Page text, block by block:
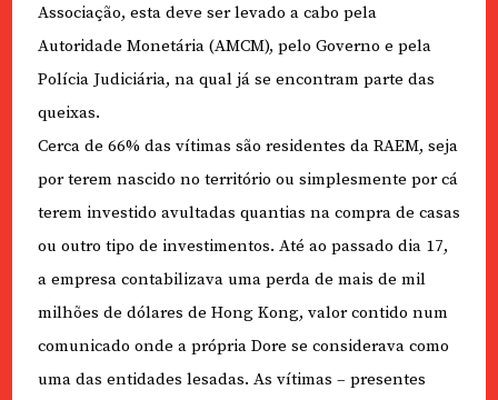
Associação, esta deve ser levado a cabo pela
Autoridade Monetária (AMCM), pelo Governo e pela
Polícia Judiciária, na qual já se encontram parte das
queixas.
Cerca de 66% das vítimas são residentes da RAEM, seja
por terem nascido no território ou simplesmente por cá
terem investido avultadas quantias na compra de casas
ou outro tipo de investimentos. Até ao passado dia 17,
a empresa contabilizava uma perda de mais de mil
milhões de dólares de Hong Kong, valor contido num
comunicado onde a própria Dore se considerava como
uma das entidades lesadas. As vítimas – presentes